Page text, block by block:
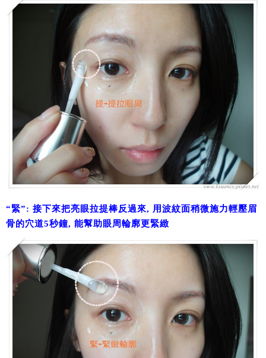
“緊”: 接下來把亮眼拉提棒反過來, 用波紋面稍微施力輕壓眉
骨的穴道5秒鐘, 能幫助眼周輪廓更緊緻